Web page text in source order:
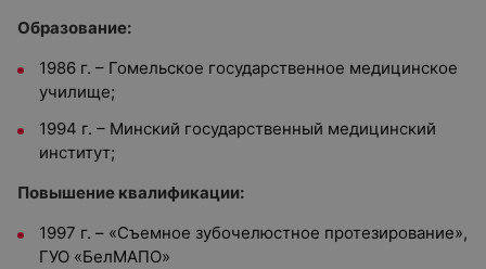
Образование:
1986 г. – Гомельское государственное медицинское
училище;
1994 г. – Минский государственный медицинский
институт;
Повышение квалификации:
1997 г. – «Съемное зубочелюстное протезирование»,
ГУО «БелМАПО»